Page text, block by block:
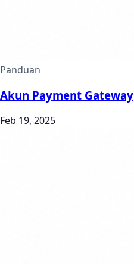
Panduan
Akun Payment Gateway
Feb 19, 2025